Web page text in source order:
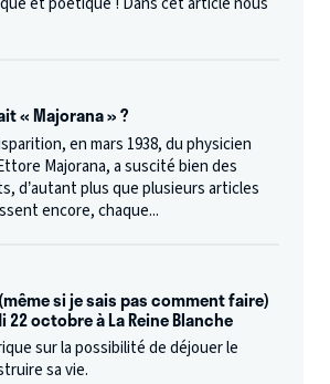
« Majorana » ?
en mars 1938, du physicien
Majorana, a suscité bien des
d’autant plus que plusieurs articles
encore, chaque...
si je sais pas comment faire)
octobre à La Reine Blanche
sur la possibilité de déjouer le
sa vie.